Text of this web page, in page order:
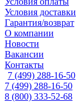
Условия доставки
Гарантия/возврат
О компании
Новости
Вакансии
Контакты
7 (499) 288-16-50
7 (499) 288-16-50
8 (800) 333-52-68